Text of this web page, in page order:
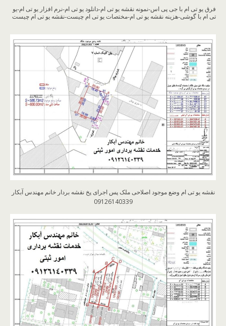
فرق یو تی ام با جی پی اس-نمونه نقشه یو تی ام-دانلود یو تی ام-نرم افزار یو تی ام-یو
تی ام با گوشی-هزینه نقشه یو تی ام-مختصات یو تی ام چیست-نقشه یو تی ام چیست
نقشه یو تی ام وضع موجود اصلاحی ملک پس اجرای پخ نقشه بردار خانم مهندس آبکار
09126140339